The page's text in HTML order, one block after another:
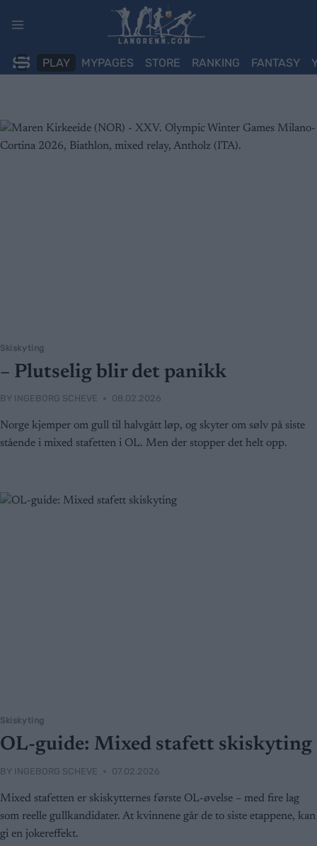
PLAY MYPAGES STORE RANKING FANTASY
Skiskyting
– Plutselig blir det panikk
BY INGEBORG SCHEVE 08.02.2026
Norge kjemper om gull til halvgått løp, og skyter om sølv på siste
stående i mixed stafetten i OL. Men der stopper det helt opp.
Skiskyting
OL-guide: Mixed stafett skiskyting
BY INGEBORG SCHEVE 07.02.2026
Mixed stafetten er skiskytternes første OL-øvelse – med fire lag
som reelle gullkandidater. At kvinnene går de to siste etappene, kan
gi en jokereffekt.